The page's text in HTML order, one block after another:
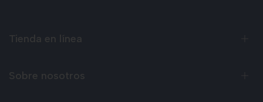
Tienda en línea
Sobre nosotros